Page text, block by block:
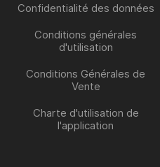
Confidentialité des données
Conditions générales
d'utilisation
Conditions Générales de
Vente
Charte d'utilisation de
l'application